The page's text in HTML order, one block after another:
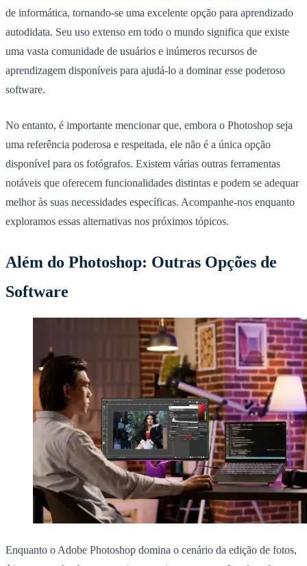
de informática, tornando-se uma excelente opção para aprendizado
autodidata. Seu uso extenso em todo o mundo significa que existe
uma vasta comunidade de usuários e inúmeros recursos de
aprendizagem disponíveis para ajudá-lo a dominar esse poderoso
software.
No entanto, é importante mencionar que, embora o Photoshop seja
uma referência poderosa e respeitada, ele não é a única opção
disponível para os fotógrafos. Existem várias outras ferramentas
notáveis que oferecem funcionalidades distintas e podem se adequar
melhor às suas necessidades específicas. Acompanhe-nos enquanto
exploramos essas alternativas nos próximos tópicos.
Além do Photoshop: Outras Opções de
Software
Enquanto o Adobe Photoshop domina o cenário da edição de fotos,